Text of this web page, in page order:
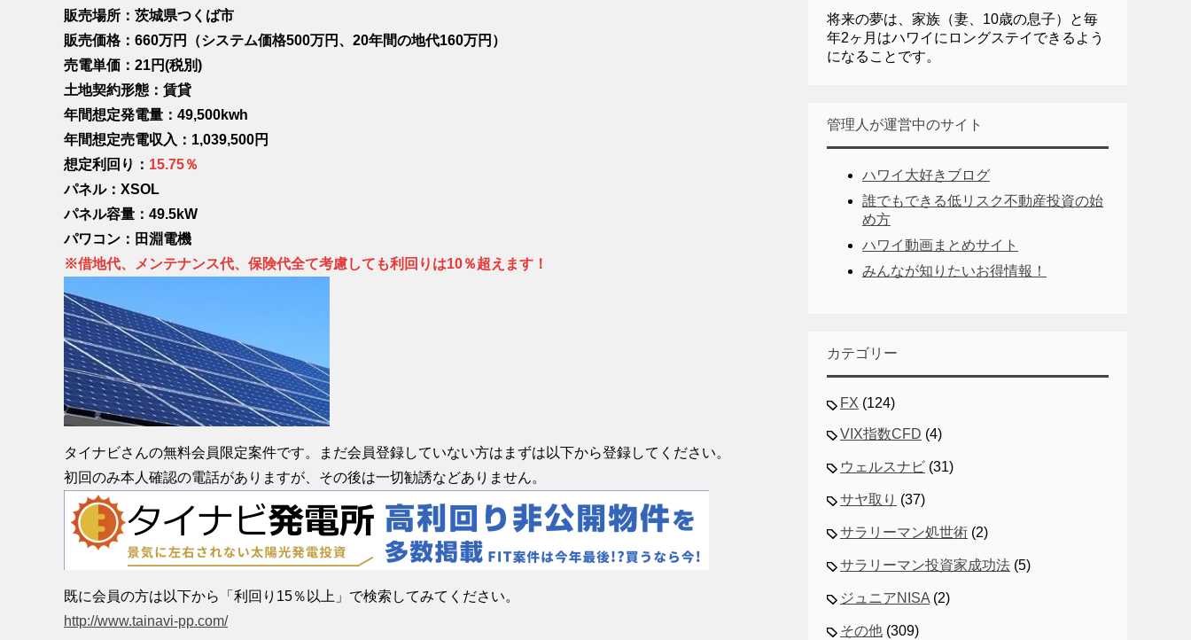
販売場所：茨城県つくば市
販売価格：660万円（システム価格500万円、20年間の地代160万円）
売電単価：21円(税別)
土地契約形態：賃貸
年間想定発電量：49,500kwh
年間想定売電収入：1,039,500円
想定利回り： 15.75％
パネル：XSOL
パネル容量：49.5kW
パワコン：田淵電機
※借地代、メンテナンス代、保険代全て考慮しても利回りは10％超えます！
タイナビさんの無料会員限定案件です。まだ会員登録していない方はまずは以下から登録してください。
初回のみ本人確認の電話がありますが、その後は一切勧誘などありません。
既に会員の方は以下から「利回り15％以上」で検索してみてください。
http://www.tainavi-pp.com/
将来の夢は、家族（妻、10歳の息子）と毎
年2ヶ月はハワイにロングステイできるよう
になることです。
管理人が運営中のサイト
ハワイ大好きブログ
誰でもできる低リスク不動産投資の始
め方
ハワイ動画まとめサイト
みんなが知りたいお得情報！
カテゴリー
FX (124)
VIX指数CFD (4)
ウェルスナビ (31)
サヤ取り (37)
サラリーマン処世術 (2)
サラリーマン投資家成功法 (5)
ジュニアNISA (2)
その他 (309)